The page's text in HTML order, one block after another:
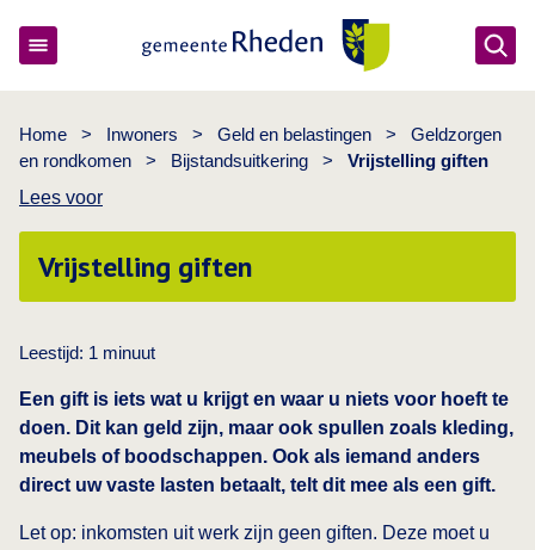
Home > Inwoners > Geld en belastingen >
Geldzorgen
en rondkomen
> Bijstandsuitkering >
Vrijstelling giften
Lees voor
Vrijstelling giften
Leestijd: 1 minuut
Een gift is iets wat u krijgt en waar u niets voor hoeft te
doen. Dit kan geld zijn, maar ook spullen zoals kleding,
meubels of boodschappen. Ook als iemand anders
direct uw vaste lasten betaalt, telt dit mee als een gift.
Let op: inkomsten uit werk zijn geen giften. Deze moet u